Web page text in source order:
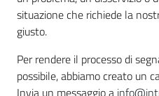
situazione che richiede la
giusto.
Per rendere il processo di
possibile, abbiamo creato un
Invia un messaggio a